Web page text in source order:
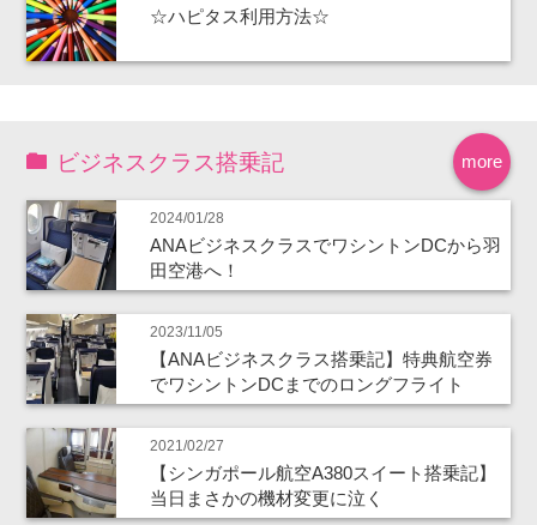
☆ハピタス利用方法☆
more
ビジネスクラス搭乗記
2024/01/28
ANAビジネスクラスでワシントンDCから羽
田空港へ！
2023/11/05
【ANAビジネスクラス搭乗記】特典航空券
でワシントンDCまでのロングフライト
2021/02/27
【シンガポール航空A380スイート搭乗記】
当日まさかの機材変更に泣く